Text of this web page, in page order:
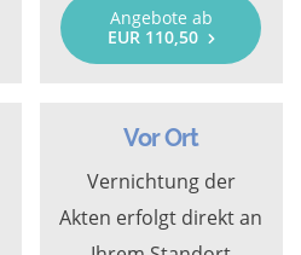
Angebote ab
EUR 110,50
Vor Ort
Vernichtung der
Akten erfolgt direkt an